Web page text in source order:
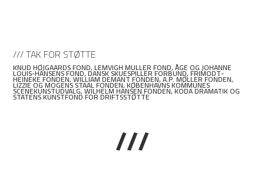
/// TAK FOR STØTTE
KNUD HØJGAARDS FOND, LEMVIGH MULLER FOND, ÅGE OG JOHANNE
LOUIS-HANSENS FOND, DANSK SKUESPILLER FORBUND, FRIMODT-
HEINEKE FONDEN, WILLIAM DEMANT FONDEN, A.P. MØLLER FONDEN,
LIZZIE OG MOGENS STAAL FONDEN, KØBENHAVNS KOMMUNES
SCENEKUNSTUDVALG, WILHELM HANSEN FONDEN, KODA DRAMATIK OG
STATENS KUNSTFOND FOR DRIFTSSTØTTE
///